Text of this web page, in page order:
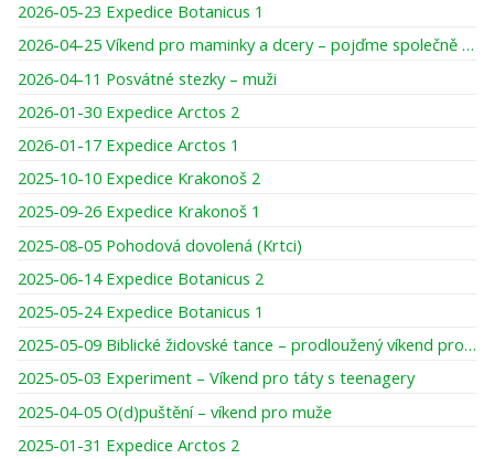
2026-05-23 Expedice Botanicus 1
2026-04-25 Víkend pro maminky a dcery – pojďme společně tvořit, smát se, darovat si čas
2026-04-11 Posvátné stezky – muži
2026-01-30 Expedice Arctos 2
2026-01-17 Expedice Arctos 1
2025-10-10 Expedice Krakonoš 2
2025-09-26 Expedice Krakonoš 1
2025-08-05 Pohodová dovolená (Krtci)
2025-06-14 Expedice Botanicus 2
2025-05-24 Expedice Botanicus 1
2025-05-09 Biblické židovské tance – prodloužený víkend pro ženy
2025-05-03 Experiment – Víkend pro táty s teenagery
2025-04-05 O(d)puštění – víkend pro muže
2025-01-31 Expedice Arctos 2